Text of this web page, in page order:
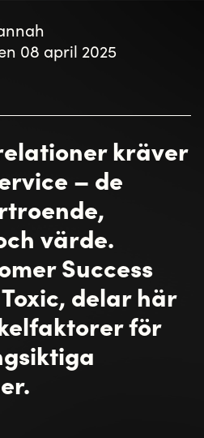
08 april 2025
kräver
– de
värde.
Success
delar här
för